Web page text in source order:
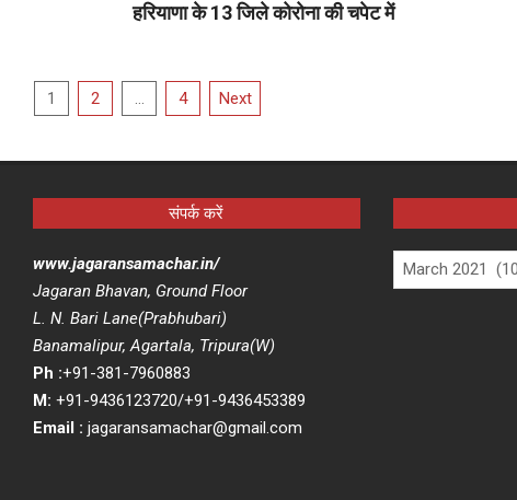
हरियाणा के 13 जिले कोरोना की चपेट में
Posts
1 2 4 Next
संपर्क करें
www.jagaransamachar.in/
Jagaran Bhavan, Ground Floor
L. N. Bari Lane(Prabhubari)
Banamalipur, Agartala, Tripura(W)
Ph :+91-381-7960883
M: +91-9436123720/+91-9436453389
Email : jagaransamachar@gmail.com
Archives